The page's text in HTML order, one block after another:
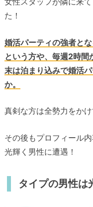
た！
婚活パーティの強者と
という方や、毎週2時間
末は泊まり込みで婚活
か。
真剣な方は全勢力をか
その後もプロフィール
光輝く男性に遭遇！
タイプの男性は